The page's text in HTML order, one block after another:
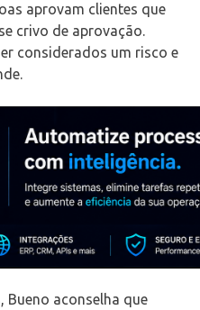
aprovam clientes que
crivo de aprovação.
considerados um risco e
Bueno aconselha que